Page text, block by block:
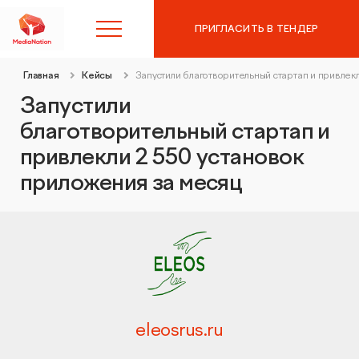
Контекстная реклама в
Яндекс.Директ
Вывод сайта из-под фильтров и санкций
Таргетированная реклама
8 (495) 215-10-97
ПРИГЛАСИТЬ В ТЕНДЕР
Главная Кейсы Запустили благотворительный стартап и
Запустили
благотворительный стартап и
привлекли 2 550 установок
приложения за месяц
eleosrus.ru